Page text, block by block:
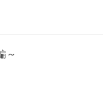
～